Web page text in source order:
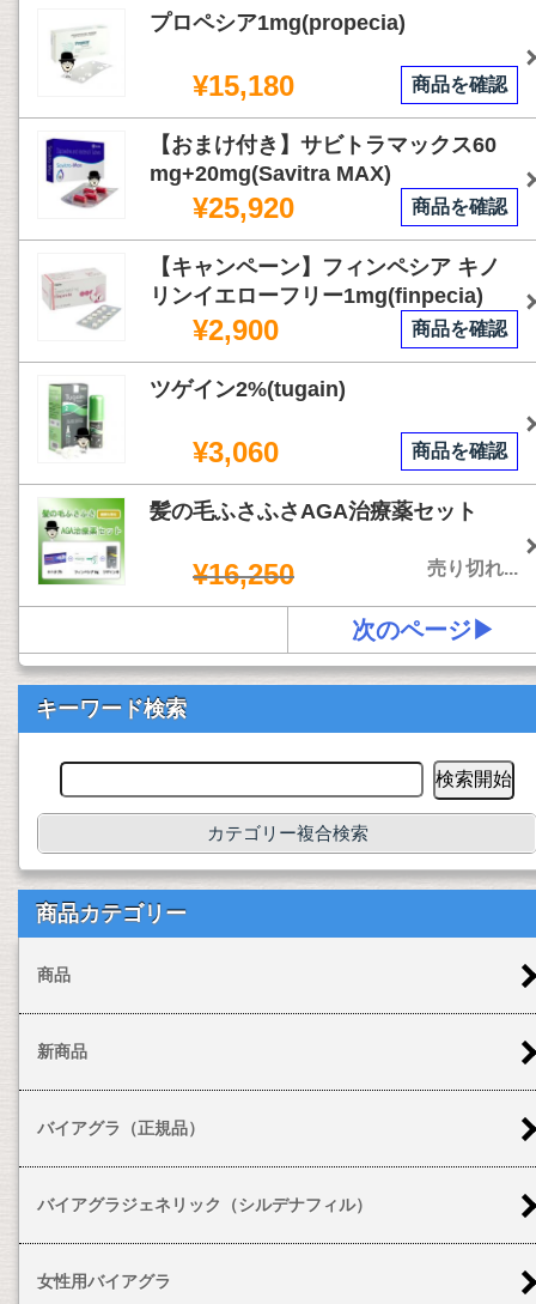
プロペシア1mg(propecia)
¥15,180 商品を確認
【おまけ付き】サビトラマックス60
mg+20mg(Savitra MAX)
¥25,920 商品を確認
【キャンペーン】フィンペシア キノ
リンイエローフリー1mg(finpecia)
¥2,900 商品を確認
ツゲイン2%(tugain)
¥3,060 商品を確認
髪の毛ふさふさAGA治療薬セット
¥16,250 売り切れ...
次のページ▶
キーワード検索
カテゴリー複合検索
商品カテゴリー
商品
新商品
バイアグラ（正規品）
バイアグラジェネリック（シルデナフィル）
女性用バイアグラ